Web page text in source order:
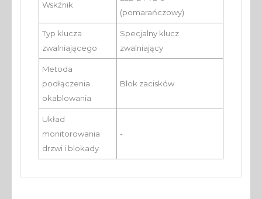
Wskźnik
(pomarańczowy)
Typ klucza
zwalniającego
Specjalny klucz
zwalniający
Metoda
podłączenia
okablowania
Blok zacisków
Układ
monitorowania
drzwi i blokady
-